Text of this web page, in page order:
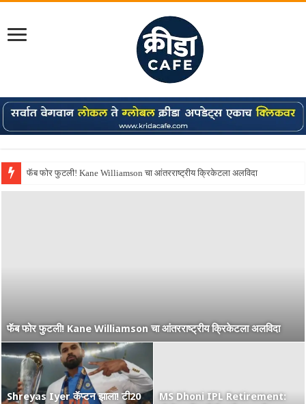
Shreyas Iyer कॅप्टन झाला! टी20 ची पुन्हा मुंबईकराच्या खांद्यावर, एशियन गेम्स…
फॅब फोर फुटली! Kane Williamson चा आंतरराष्ट्रीय क्रिकेटला अलविदा
Shreyas Iyer कॅप्टन झाला! टी20
MS Dhoni IPL Retirement:
मेहनत आणि CSK चा विश्वास…
वंडर बॉय Vaibhav Suryavanshi